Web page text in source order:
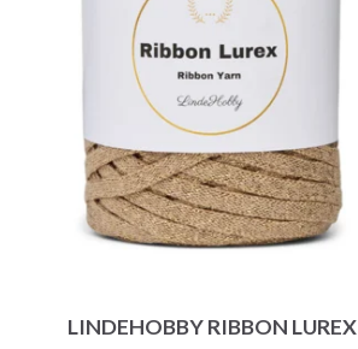
LINDEHOBBY RIBBON LUREX